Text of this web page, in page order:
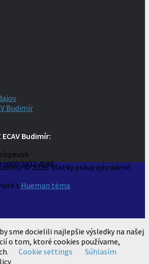
Budimír
Budimír:
0000 2032 4598
© 2026. Všetky práva vyhradené.
s Hueman téma
sme docielili najlepšie výsledky na našej
o tom, ktoré cookies používame,
Cookie settings
Súhlasím